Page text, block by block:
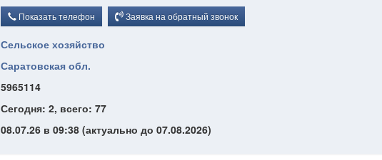
Показать телефон Заявка на обратный звонок
Сельское хозяйство
Саратовская обл.
5965114
Сегодня: 2, всего: 77
08.07.26 в 09:38 (актуально до 07.08.2026)